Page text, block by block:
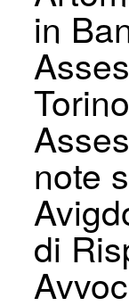
in
note
di